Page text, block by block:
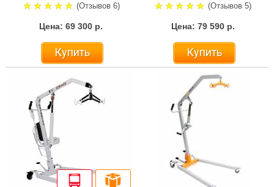
(Отзывов 6)
Цена: 69 300 р.
Купить
(Отзывов 5)
Цена: 79 590 р.
Купить